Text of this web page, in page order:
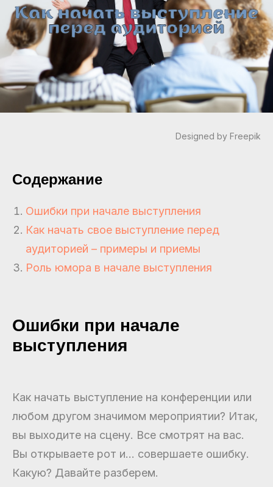
Designed by Freepik
Содержание
Ошибки при начале выступления
Как начать свое выступление перед
аудиторией – примеры и приемы
Роль юмора в начале выступления
Ошибки при начале
выступления
Как начать выступление на конференции или
любом другом значимом мероприятии? Итак,
вы выходите на сцену. Все смотрят на вас.
Вы открываете рот и... совершаете ошибку.
Какую? Давайте разберем.